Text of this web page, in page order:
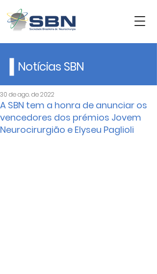
Notícias SBN
A SBN tem a honra de anunciar os
vencedores dos prémios Jovem
Neurocirurgião e Elyseu Paglioli
30 de ago. de 2022